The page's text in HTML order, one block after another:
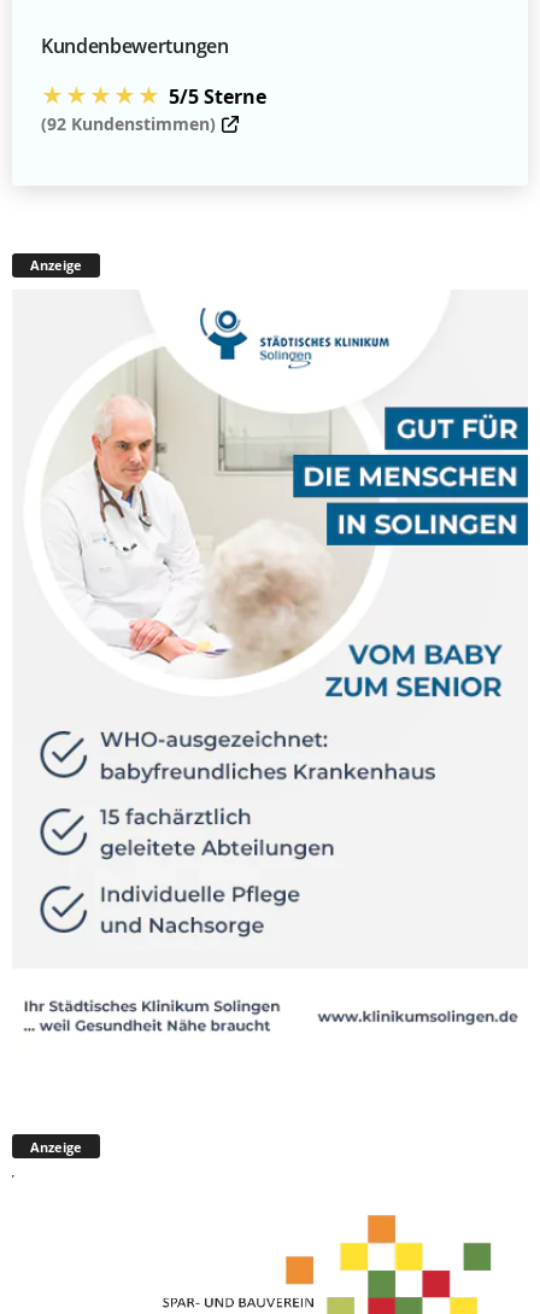
Kundenbewertungen
★★★★★ 5/5 Sterne
(92 Kundenstimmen)
Anzeige
Anzeige